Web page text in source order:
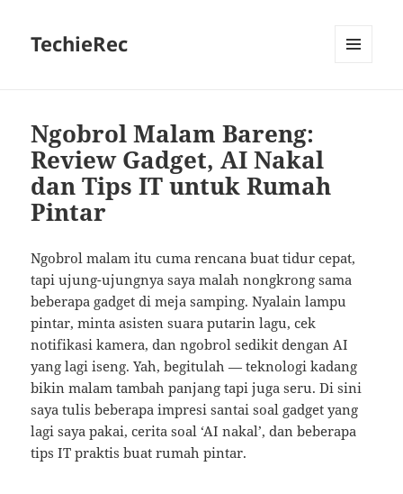
TechieRec
Ngobrol Malam Bareng:
Review Gadget, AI Nakal
dan Tips IT untuk Rumah
Pintar
Ngobrol malam itu cuma rencana buat tidur cepat,
tapi ujung-ujungnya saya malah nongkrong sama
beberapa gadget di meja samping. Nyalain lampu
pintar, minta asisten suara putarin lagu, cek
notifikasi kamera, dan ngobrol sedikit dengan AI
yang lagi iseng. Yah, begitulah — teknologi kadang
bikin malam tambah panjang tapi juga seru. Di sini
saya tulis beberapa impresi santai soal gadget yang
lagi saya pakai, cerita soal ‘AI nakal’, dan beberapa
tips IT praktis buat rumah pintar.